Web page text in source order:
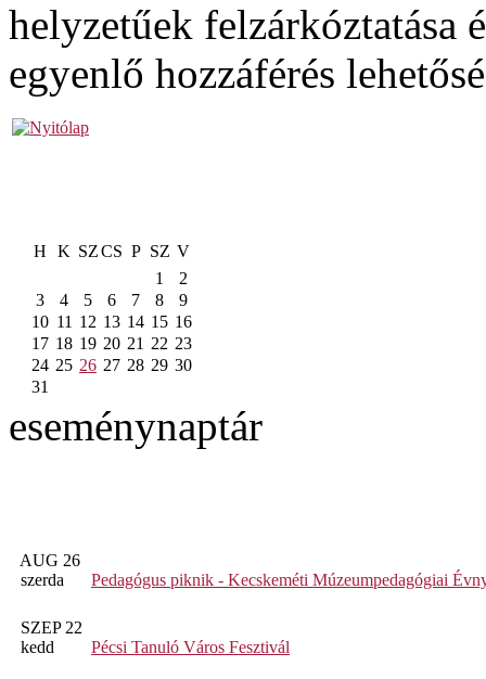
helyzetűek felzárkóztatása
egyenlő hozzáférés
H K SZCS P SZ V
1
2
3
4 5 6 7 8
9
10 11 12 13 14 15 16
17 18 19 20 21 22 23
24 25 26 27 28 29 30
31
eseménynaptár
AUG 26
szerda
Pedagógus piknik - Kecskeméti Múzeumpedagógiai
SZEP 22
kedd
Pécsi Tanuló Város Fesztivál